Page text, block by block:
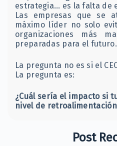
estrategia… es la falta de
Las empresas que se
máximo líder no solo
organizaciones más
preparadas para el futuro.
La pregunta no es si el
La pregunta es:
¿Cuál sería el impacto si
nivel de
Post